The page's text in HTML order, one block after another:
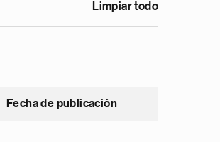
Limpiar todo
Fecha de publicación